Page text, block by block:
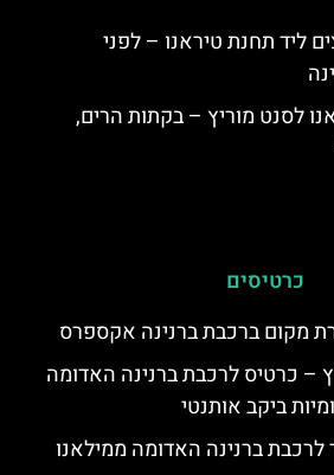
ליד תחנת טיראנו – לפני
לסנט מוריץ – בקתות הרים,
כרטיסים
מקום ברכבת ברנינה אקספרס
– כרטיס לרכבת ברנינה האדומה
ביקב אותנטי
לרכבת ברנינה האדומה ממילאנו